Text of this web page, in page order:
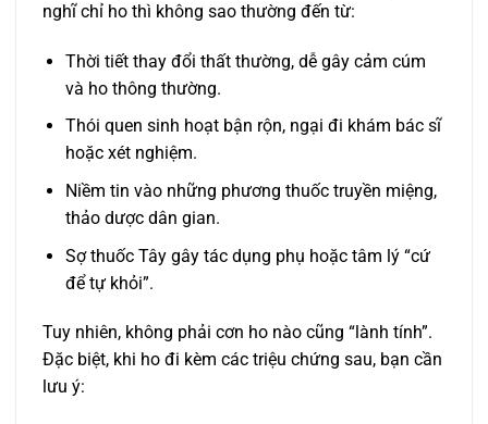
nghĩ chỉ ho thì không sao thường đến từ:
Thời tiết thay đổi thất thường, dễ gây cảm cúm
và ho thông thường.
Thói quen sinh hoạt bận rộn, ngại đi khám bác sĩ
hoặc xét nghiệm.
Niềm tin vào những phương thuốc truyền miệng,
thảo dược dân gian.
Sợ thuốc Tây gây tác dụng phụ hoặc tâm lý “cứ
để tự khỏi”.
Tuy nhiên, không phải cơn ho nào cũng “lành tính”.
Đặc biệt, khi ho đi kèm các triệu chứng sau, bạn cần
lưu ý: